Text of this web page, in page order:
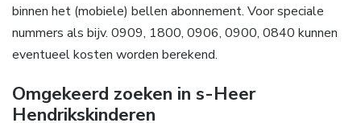
binnen het (mobiele) bellen abonnement. Voor speciale
nummers als bijv. 0909, 1800, 0906, 0900, 0840 kunnen
eventueel kosten worden berekend.
Omgekeerd zoeken in s-Heer
Hendrikskinderen